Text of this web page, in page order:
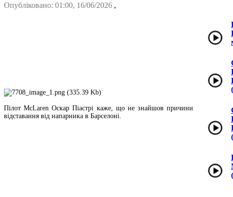
Опубліковано: 01:00, 16/06/2026 ,
Пілот McLaren Оскар Піастрі каже, що не знайшов причини
відставання від напарника в Барселоні.